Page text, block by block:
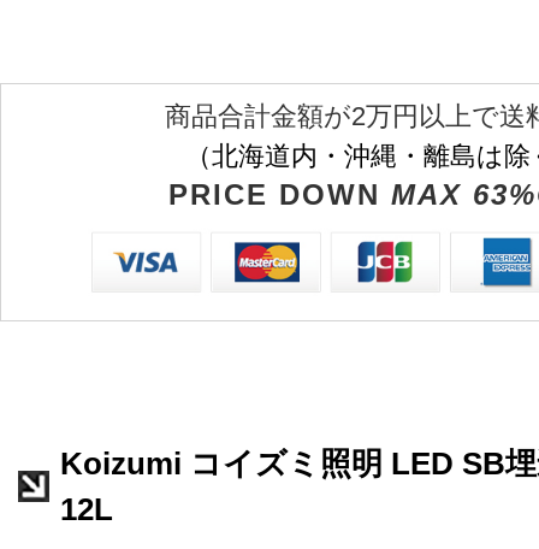
商品合計金額が2万円以上で送
（北海道内・沖縄・離島は
PRICE DOWN MAX
Koizumi コイズミ照明 LED SB
12L